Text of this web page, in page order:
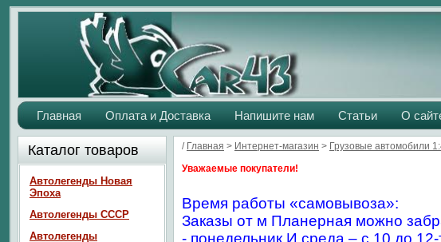
Главная Оплата и Доставка Напишите нам Статьи О
/ Главная > Интернет-магазин > Грузовые автомобили
Уважаемые покупатели!
Время работы «самовывоза»:
Заказы от м Планерная можно
- понедельник И среда – с 10 до 12-
Каталог товаров
Автолегенды Новая
Эпоха
Автолегенды СССР
Автолегенды